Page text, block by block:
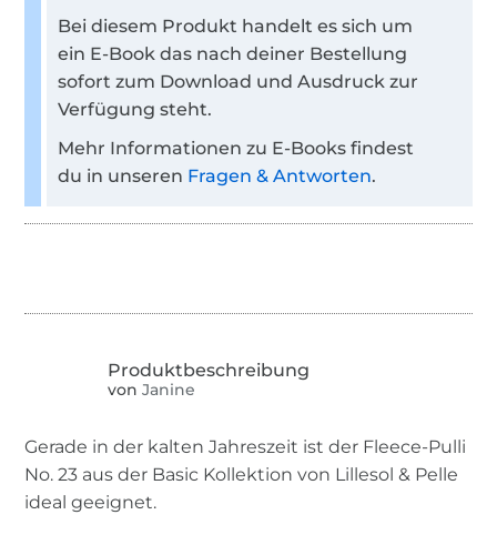
Bei diesem Produkt handelt es sich um
ein E-Book das nach deiner Bestellung
sofort zum Download und Ausdruck zur
Verfügung steht.
Mehr Informationen zu E-Books findest
du in unseren Fragen & Antworten.
von Janine
Gerade in der kalten Jahreszeit ist der Fleece-Pulli
No. 23 aus der Basic Kollektion von Lillesol & Pelle
ideal geeignet.